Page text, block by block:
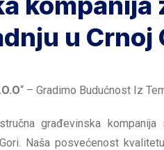
u Crnoj
“ – Gradimo Budućnost Iz
građevinska
Naša posvećenost